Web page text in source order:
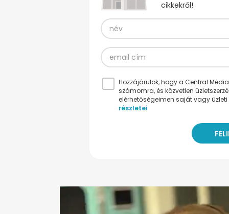
cikkekről!
Hozzájárulok, hogy a Central
számomra, és közvetlen
elérhetőségeimen saját vagy
részletei